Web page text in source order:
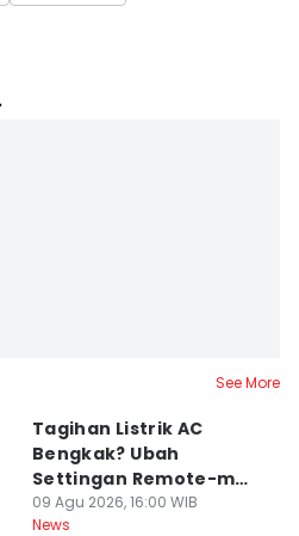
See More
Tagihan Listrik AC
Bengkak? Ubah
Settingan Remote-mu
ke Mode Ini Mulai Nanti
Malam
09 Agu 2026, 16:00 WIB
News